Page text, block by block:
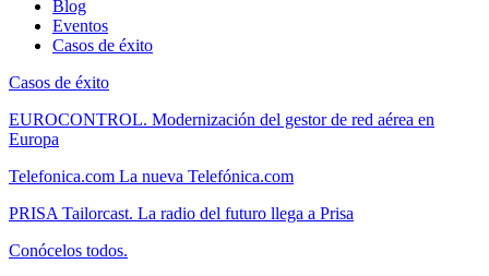
Blog
Eventos
Casos de éxito
Casos de éxito
EUROCONTROL. Modernización del gestor de red aérea en
Europa
Telefonica.com La nueva Telefónica.com
PRISA Tailorcast. La radio del futuro llega a Prisa
Conócelos todos.